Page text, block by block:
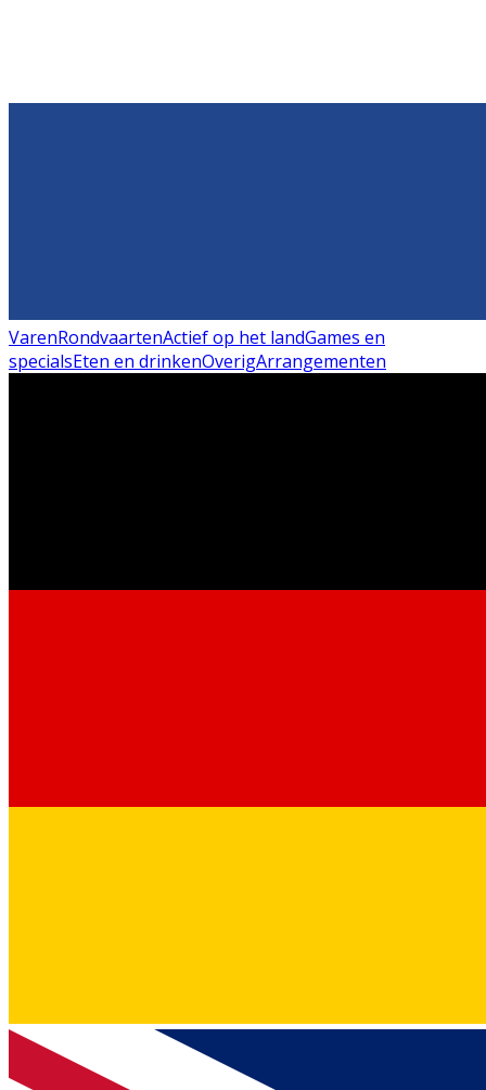
VarenRondvaartenActief op het landGames en
specialsEten en drinkenOverigArrangementen